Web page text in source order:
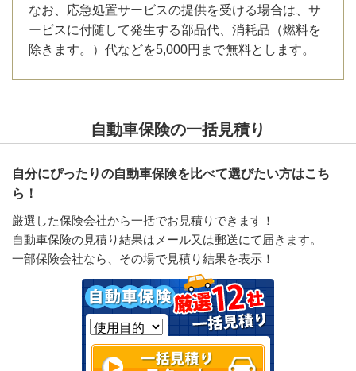
なお、応急処置サービスの提供を受ける場合は、サ
ービスに付随して発生する部品代、消耗品（燃料を
除きます。）代などを5,000円まで無料とします。
自動車保険の一括見積り
自分にぴったりの自動車保険を比べて選びたい方はこち
ら！
厳選した保険会社から一括でお見積りできます！
自動車保険の見積り結果はメール又は郵送にて届きます。
一部保険会社なら、その場で見積り結果を表示！